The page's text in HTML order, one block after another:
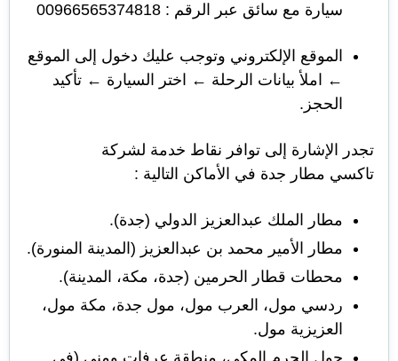
سيارة مع سائق عبر الرقم : 00966565374818
الموقع الإلكتروني وتوجب عليك دخول إلى الموقع
← املأ بيانات الرحلة ← اختر السيارة ← تأكيد
الحجز.
تجدر الإشارة إلى توافر نقاط خدمة لشركة
تاكسي مطار جدة في الأماكن التالية :
مطار الملك عبدالعزيز الدولي (جدة).
مطار الأمير محمد بن عبدالعزيز (المدينة المنورة).
محطات قطار الحرمين (جدة، مكة، المدينة).
ردسي مول، العرب مول، مول جدة، مكة مول،
العزيزية مول.
حول الحرم المكي، منطقة عرفات ومنى (في